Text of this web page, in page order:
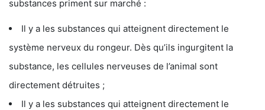
substances priment sur marché :
Il y a les substances qui atteignent directement le
système nerveux du rongeur. Dès qu’ils ingurgitent la
substance, les cellules nerveuses de l’animal sont
directement détruites ;
Il y a les substances qui atteignent directement le